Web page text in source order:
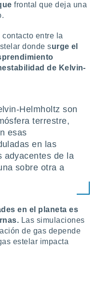
frontal que deja una
entre la
donde surge el
de Kelvin-
Helmholtz son
terrestre,
esas
en las
adyacentes de la
sobre otra a
en el planeta es
Las simulaciones
de gas depende
estelar impacta